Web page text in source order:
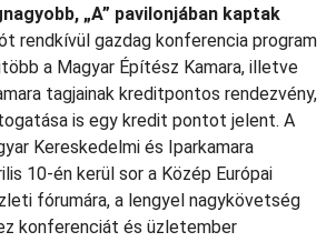
„A” pavilonjában kaptak
rendkívül gazdag konferencia program
a Magyar Építész Kamara, illetve
tagjainak kreditpontos rendezvény,
is egy kredit pontot jelent. A
Kereskedelmi és Iparkamara
10-én kerül sor a Közép Európai
fórumára, a lengyel nagykövetség
konferenciát és üzletember